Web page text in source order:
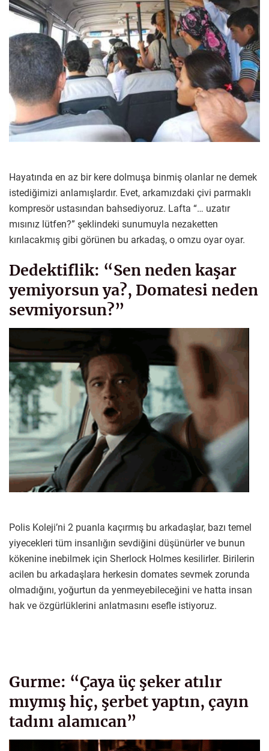
Hayatında en az bir kere dolmuşa binmiş olanlar ne demek
istediğimizi anlamışlardır. Evet, arkamızdaki çivi parmaklı
kompresör ustasından bahsediyoruz. Lafta “… uzatır
mısınız lütfen?” şeklindeki sunumuyla nezaketten
kırılacakmış gibi görünen bu arkadaş, o omzu oyar oyar.
Dedektiflik: “Sen neden kaşar
yemiyorsun ya?, Domatesi neden
sevmiyorsun?”
Polis Koleji’ni 2 puanla kaçırmış bu arkadaşlar, bazı temel
yiyecekleri tüm insanlığın sevdiğini düşünürler ve bunun
kökenine inebilmek için Sherlock Holmes kesilirler. Birilerin
acilen bu arkadaşlara herkesin domates sevmek zorunda
olmadığını, yoğurtun da yenmeyebileceğini ve hatta insan
hak ve özgürlüklerini anlatmasını esefle istiyoruz.
Gurme: “Çaya üç şeker atılır
mıymış hiç, şerbet yaptın, çayın
tadını alamıcan”